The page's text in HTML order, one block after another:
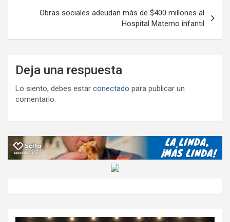
Obras sociales adeudan más de $400 millones al
Hospital Materno infantil
Deja una respuesta
Lo siento, debes estar conectado para publicar un
comentario.